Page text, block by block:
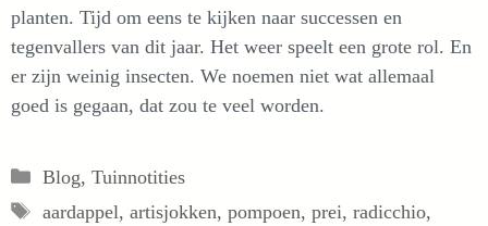
planten. Tijd om eens te kijken naar successen en
tegenvallers van dit jaar. Het weer speelt een grote rol. En
er zijn weinig insecten. We noemen niet wat allemaal
goed is gegaan, dat zou te veel worden.
Categorieën
Blog, Tuinnotities
Tags
aardappel, artisjokken, pompoen, prei, radicchio,